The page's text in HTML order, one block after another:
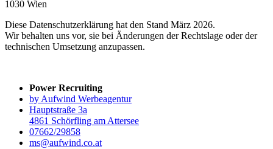
1030 Wien
Diese Datenschutzerklärung hat den Stand März 2026.
Wir behalten uns vor, sie bei Änderungen der Rechtslage oder der
technischen Umsetzung anzupassen.
Power Recruiting
by Aufwind Werbeagentur
Hauptstraße 3a
4861 Schörfling am Attersee
07662/29858
ms@aufwind.co.at